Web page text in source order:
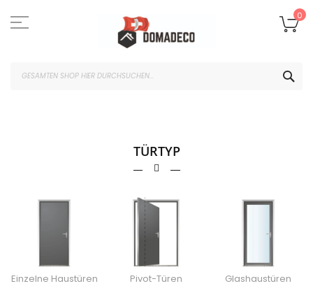
Inhalt
springen
0
TÜRTYP
Einzelne Haustüren Pivot-Türen Glashaustüren